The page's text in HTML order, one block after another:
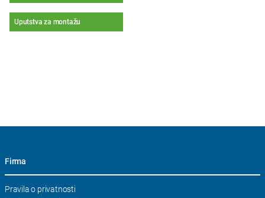
Uputstva za montažu
Firma
Skip
Pravila o privatnosti